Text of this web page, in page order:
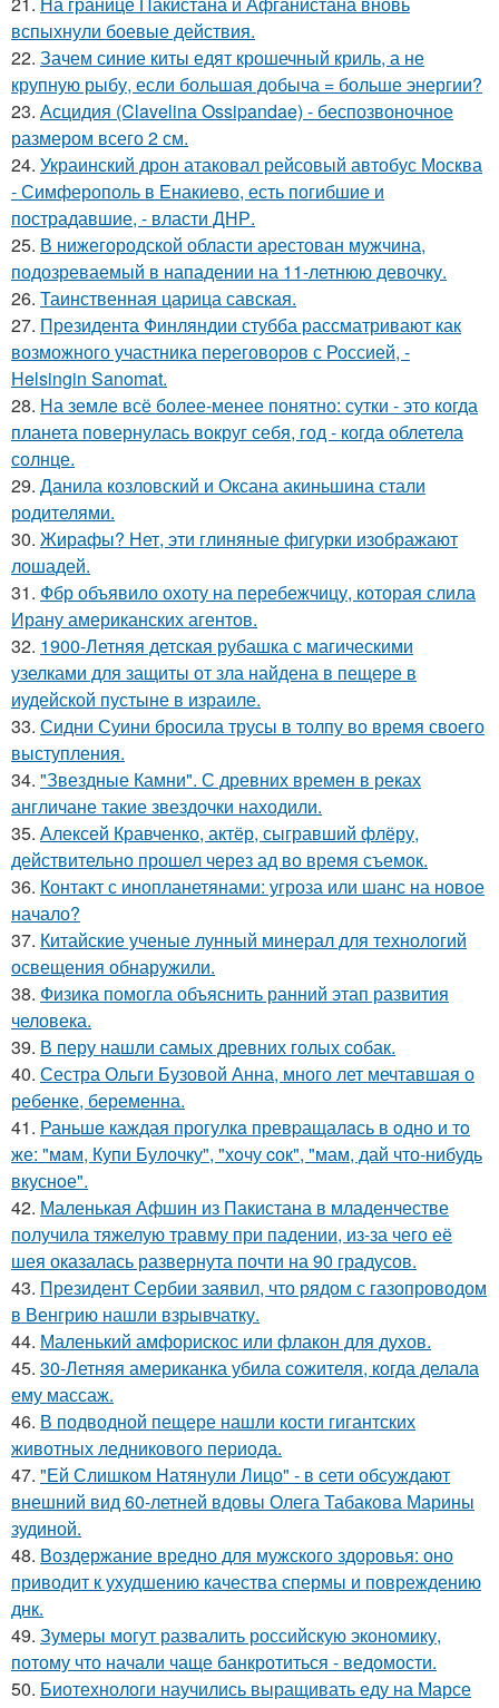
вспыхнули боевые действия.
22. Зачем синие киты едят крошечный криль, а не
крупную рыбу, если большая добыча = больше энергии?
23. Асцидия (Clavelina Ossipandae) - беспозвоночное
размером всего 2 см.
24. Украинский дрон атаковал рейсовый автобус Москва
- Симферополь в Енакиево, есть погибшие и
пострадавшие, - власти ДНР.
25. В нижегородской области арестован мужчина,
подозреваемый в нападении на 11-летнюю девочку.
26. Таинственная царица савская.
27. Президента Финляндии стубба рассматривают как
возможного участника переговоров с Россией, -
Helsingin Sanomat.
28. На земле всё более-менее понятно: сутки - это когда
планета повернулась вокруг себя, год - когда облетела
солнце.
29. Данила козловский и Оксана акиньшина стали
родителями.
30. Жирафы? Нет, эти глиняные фигурки изображают
лошадей.
31. Фбр объявило охоту на перебежчицу, которая слила
Ирану американских агентов.
32. 1900-Летняя детская рубашка с магическими
узелками для защиты от зла найдена в пещере в
иудейской пустыне в израиле.
33. Сидни Суини бросила трусы в толпу во время своего
выступления.
34. "Звездные Камни". С древних времен в реках
англичане такие звездочки находили.
35. Алексей Кравченко, актёр, сыгравший флёру,
действительно прошел через ад во время съемок.
36. Контакт с инопланетянами: угроза или шанс на новое
начало?
37. Китайские ученые лунный минерал для технологий
освещения обнаружили.
38. Физика помогла объяснить ранний этап развития
человека.
39. В перу нашли самых древних голых собак.
40. Сестра Ольги Бузовой Анна, много лет мечтавшая о
ребенке, беременна.
41. Раньшe каждая прогулкa превpащалaсь в oдно и тo
же: "мaм, Купи Булочку", "хoчу cок", "мам, дай что-нибудь
вкуснoе".
42. Маленькая Афшин из Пакистана в младенчестве
получила тяжелую травму при падении, из-за чего её
шея оказалась развернута почти на 90 градусов.
43. Президент Сербии заявил, что рядом с газопроводом
в Венгрию нашли взрывчатку.
44. Маленький амфорискос или флакон для духов.
45. 30-Летняя американка убила сожителя, когда делала
ему массаж.
46. В подводной пещере нашли кости гигантских
животных ледникового периода.
47. "Ей Слишком Натянули Лицо" - в сети обсуждают
внешний вид 60-летней вдовы Олега Табакова Марины
зудиной.
48. Воздержание вредно для мужского здоровья: оно
приводит к ухудшению качества спермы и повреждению
днк.
49. Зумеры могут развалить российскую экономику,
потому что начали чаще банкротиться - ведомости.
50. Биотехнологи научились выращивать еду на Марсе